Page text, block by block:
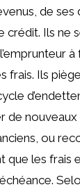
de
crédit. Ils ne
à
frais. Ils
de nouveaux
ou
que les frais